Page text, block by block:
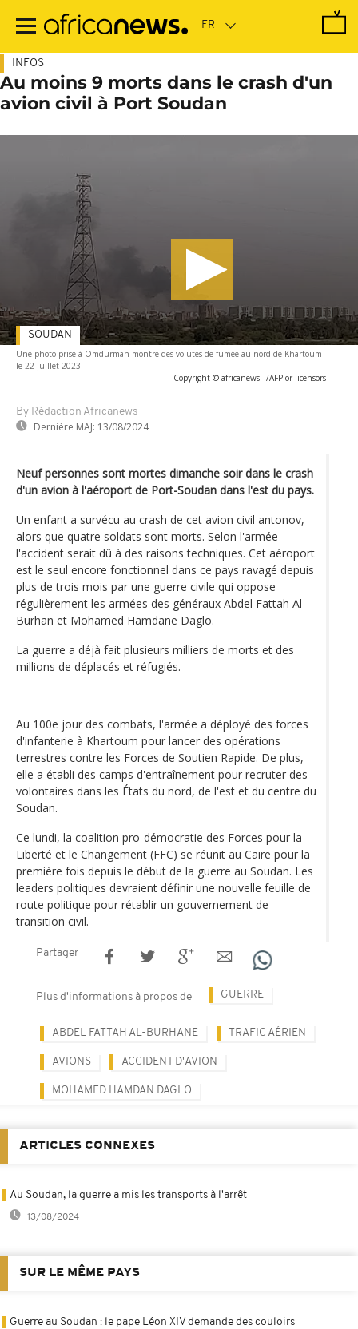
contenu
INFOS
Au moins 9 morts dans le crash d'un
avion civil à Port Soudan
Une photo prise à Omdurman montre des volutes de fumée au nord de Khartoum
le 22 juillet 2023
- Copyright © africanews -/AFP or licensors
By Rédaction Africanews
Dernière MAJ: 13/08/2024
SOUDAN
Neuf personnes sont mortes dimanche soir dans le crash
d'un avion à l'aéroport de Port-Soudan dans l'est du pays.
Un enfant a survécu au crash de cet avion civil antonov,
alors que quatre soldats sont morts. Selon l'armée
l'accident serait dû à des raisons techniques. Cet aéroport
est le seul encore fonctionnel dans ce pays ravagé depuis
plus de trois mois par une guerre civile qui oppose
régulièrement les armées des généraux Abdel Fattah Al-
Burhan et Mohamed Hamdane Daglo.
La guerre a déjà fait plusieurs milliers de morts et des
millions de déplacés et réfugiés.
Au 100e jour des combats, l'armée a déployé des forces
d'infanterie à Khartoum pour lancer des opérations
terrestres contre les Forces de Soutien Rapide. De plus,
elle a établi des camps d'entraînement pour recruter des
volontaires dans les États du nord, de l'est et du centre du
Soudan.
Ce lundi, la coalition pro-démocratie des Forces pour la
Liberté et le Changement (FFC) se réunit au Caire pour la
première fois depuis le début de la guerre au Soudan. Les
leaders politiques devraient définir une nouvelle feuille de
route politique pour rétablir un gouvernement de
transition civil.
Partager
Plus d'informations à propos de GUERRE
ABDEL FATTAH AL-BURHANE TRAFIC AÉRIEN
AVIONS ACCIDENT D'AVION
MOHAMED HAMDAN DAGLO
ARTICLES CONNEXES
Au Soudan, la guerre a mis les transports à l'arrêt
13/08/2024
SUR LE MÊME PAYS
Guerre au Soudan : le pape Léon XIV demande des couloirs